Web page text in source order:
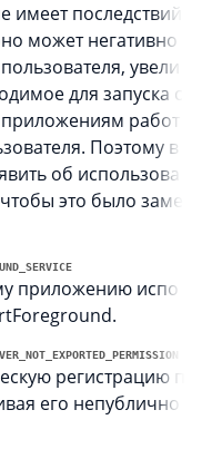
имеет последствий
может негативно
увели
для запуска с
работ
Поэтому в
об использова
это было заме
приложению испо
регистрацию п
его непублично